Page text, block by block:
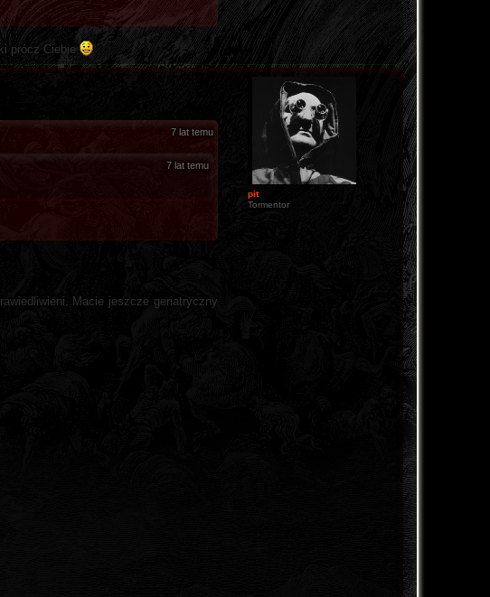
prócz Ciebie
pit
Tormentor
7 lat temu
7 lat temu
Macie jeszcze geriatryczny